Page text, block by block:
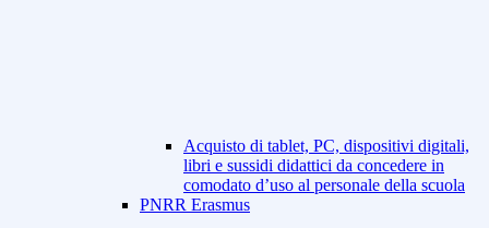
Acquisto di tablet, PC, dispositivi digitali,
libri e sussidi didattici da concedere in
comodato d’uso al personale della scuola
PNRR Erasmus